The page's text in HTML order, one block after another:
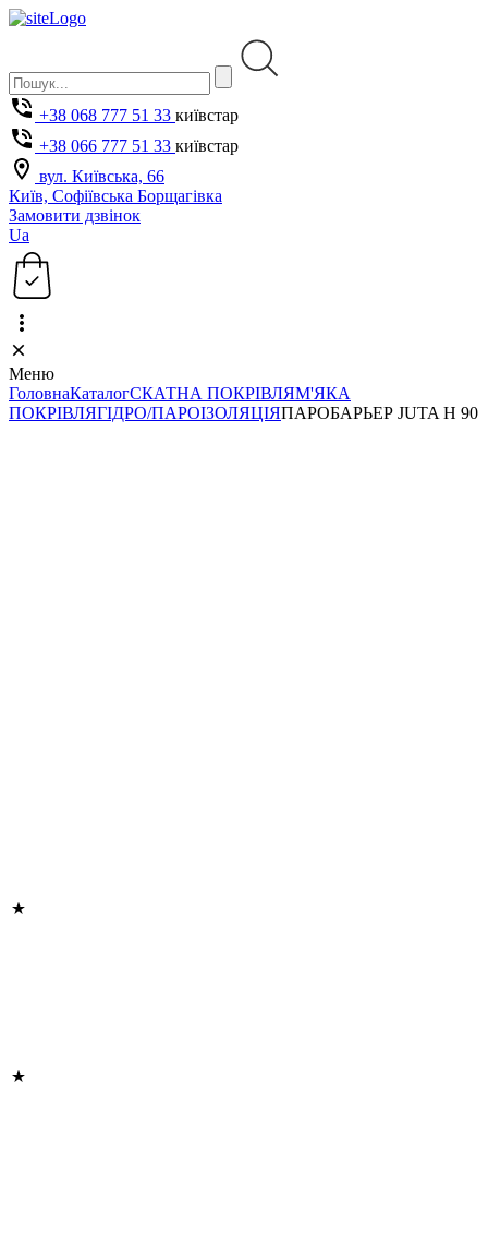
+38 068 777 51 33 київстар
+38 066 777 51 33 київстар
вул. Київська, 66
Київ, Софіївська Борщагівка
Замовити дзвінок
Ua
Меню
ГоловнаКаталогСКАТНА ПОКРІВЛЯМ'ЯКА
ПОКРІВЛЯГІДРО/ПАРОІЗОЛЯЦІЯПАРОБАРЬЕР JUTA Н 90